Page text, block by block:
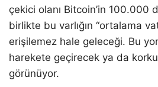
çekici olanı Bitcoin’in 100.000
birlikte bu varlığın “ortalama
erişilemez hale geleceği. Bu
harekete geçirecek ya da
görünüyor.